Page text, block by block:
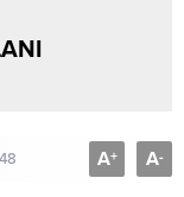
48 A+ A-